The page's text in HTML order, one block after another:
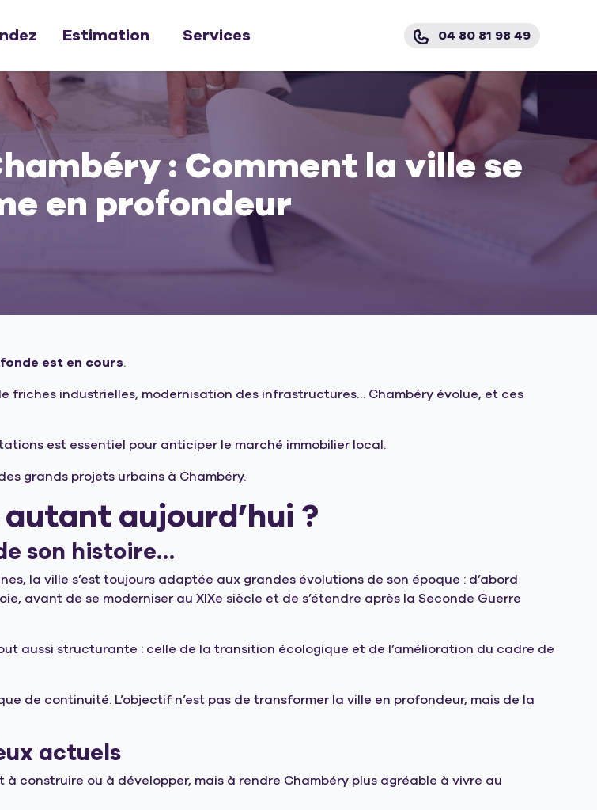
Estimation Services 04 80 81 98 49
: Comment la ville se
en profondeur
est en cours.
friches industrielles, modernisation des infrastructures… Chambéry évolue, et ces
est essentiel pour anticiper le marché immobilier local.
grands projets urbains à Chambéry.
aujourd’hui ?
son histoire…
la ville s’est toujours adaptée aux grandes évolutions de son époque : d’abord
avant de se moderniser au XIXe siècle et de s’étendre après la Seconde Guerre
aussi structurante : celle de la transition écologique et de l’amélioration du cadre de
de continuité. L’objectif n’est pas de transformer la ville en profondeur, mais de la
actuels
construire ou à développer, mais à rendre Chambéry plus agréable à vivre au